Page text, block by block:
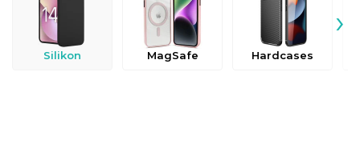
Silikon MagSafe Hardcases
›